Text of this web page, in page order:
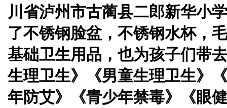
川省泸州市古蔺县二郎新华小
了不锈钢脸盆，不锈钢水杯，
基础卫生用品，也为孩子们带
生理卫生》《男童生理卫生》
年防艾》《青少年禁毒》《眼